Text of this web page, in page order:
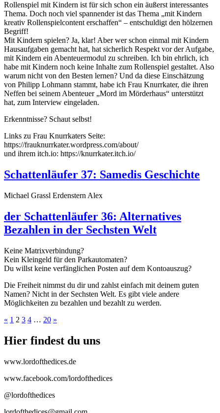
Rollenspiel mit Kindern ist für sich schon ein äußerst interessantes
Thema. Doch noch viel spannender ist das Thema „mit Kindern
kreativ Rollenspielcontent erschaffen“ – entschuldigt den hölzernen
Begriff!
Mit Kindern spielen? Ja, klar! Aber wer schon einmal mit Kindern
Hausaufgaben gemacht hat, hat sicherlich Respekt vor der Aufgabe,
mit Kindern ein Abenteuermodul zu schreiben. Ich bin ehrlich, ich
habe mit Kindern noch keine Inhalte zum Rollenspiel gestaltet. Also
warum nicht von den Besten lernen? Und da diese Einschätzung
von Philipp Lohmann stammt, habe ich Frau Knurrkater, die ihren
Neffen bei seinem Abenteuer „Mord im Mörderhaus“ unterstützt
hat, zum Interview eingeladen.
Erkenntnisse? Schaut selbst!
Links zu Frau Knurrkaters Seite:
https://frauknurrkater.wordpress.com/about/
und ihrem itch.io: https://knurrkater.itch.io/
Schattenläufer 37: Samedis Geschichte
Michael Grassl Erdenstern Alex
der Schattenläufer 36: Alternatives
Bezahlen in der Sechsten Welt
Keine Matrixverbindung?
Kein Kleingeld für den Parkautomaten?
Du willst keine verfänglichen Posten auf dem Kontoauszug?
Die Freiheit nimmst du dir und zahlst einfach mit deinem guten
Namen? Nicht in der Sechsten Welt. Es gibt viele andere
Möglichkeiten zu bezahlen und bezahlt zu werden.
« Previous
1 2 3 4 … 20 Next
»
Hier findest du uns
www.lordofthedices.de
www.facebook.com/lordofthedices
@lordofthedices